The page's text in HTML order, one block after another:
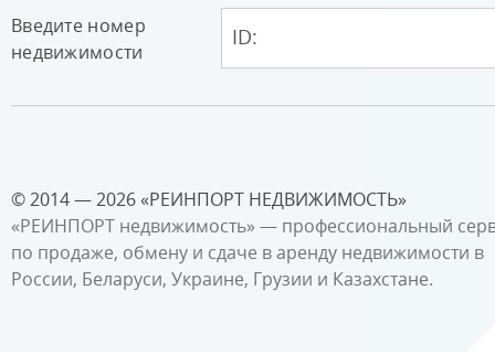
Введите номер
недвижимости
© 2014 — 2026 «РЕИНПОРТ НЕДВИЖИМОСТЬ»
«РЕИНПОРТ недвижимость» — профессиональный
по продаже, обмену и сдаче в аренду недвижимости в
России, Беларуси, Украине, Грузии и Казахстане.